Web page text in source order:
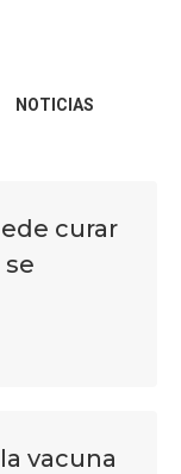
NOTICIAS
curar
se
vacuna